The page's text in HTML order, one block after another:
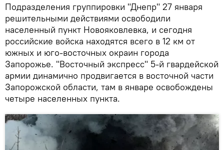
Подразделения группировки "Днепр" 27 января
решительными действиями освободили
населенный пункт Новояковлевка, и сегодня
российские войска находятся всего в 12 км от
южных и юго-восточных окраин города
Запорожье. "Восточный экспресс" 5-й гвардейской
армии динамично продвигается в восточной части
Запорожской области, там в январе освобождены
четыре населенных пункта.